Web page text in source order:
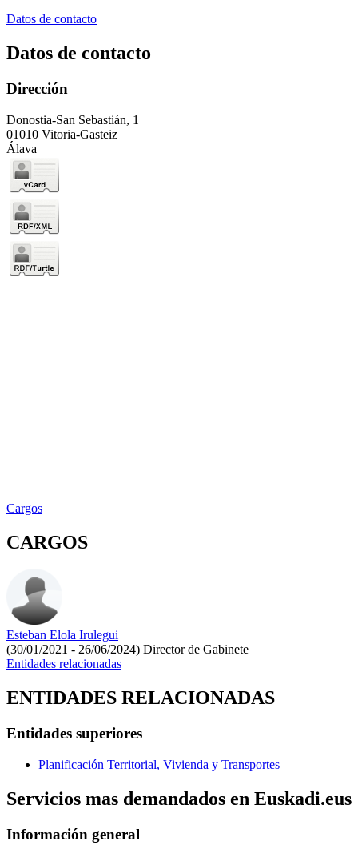
Datos de contacto
Datos de contacto
Dirección
Donostia-San Sebastián, 1
01010 Vitoria-Gasteiz
Álava
Cargos
CARGOS
Esteban Elola Irulegui
(30/01/2021 - 26/06/2024) Director de Gabinete
Entidades relacionadas
ENTIDADES RELACIONADAS
Entidades superiores
Planificación Territorial, Vivienda y Transportes
Servicios mas demandados en Euskadi.eus
Información general